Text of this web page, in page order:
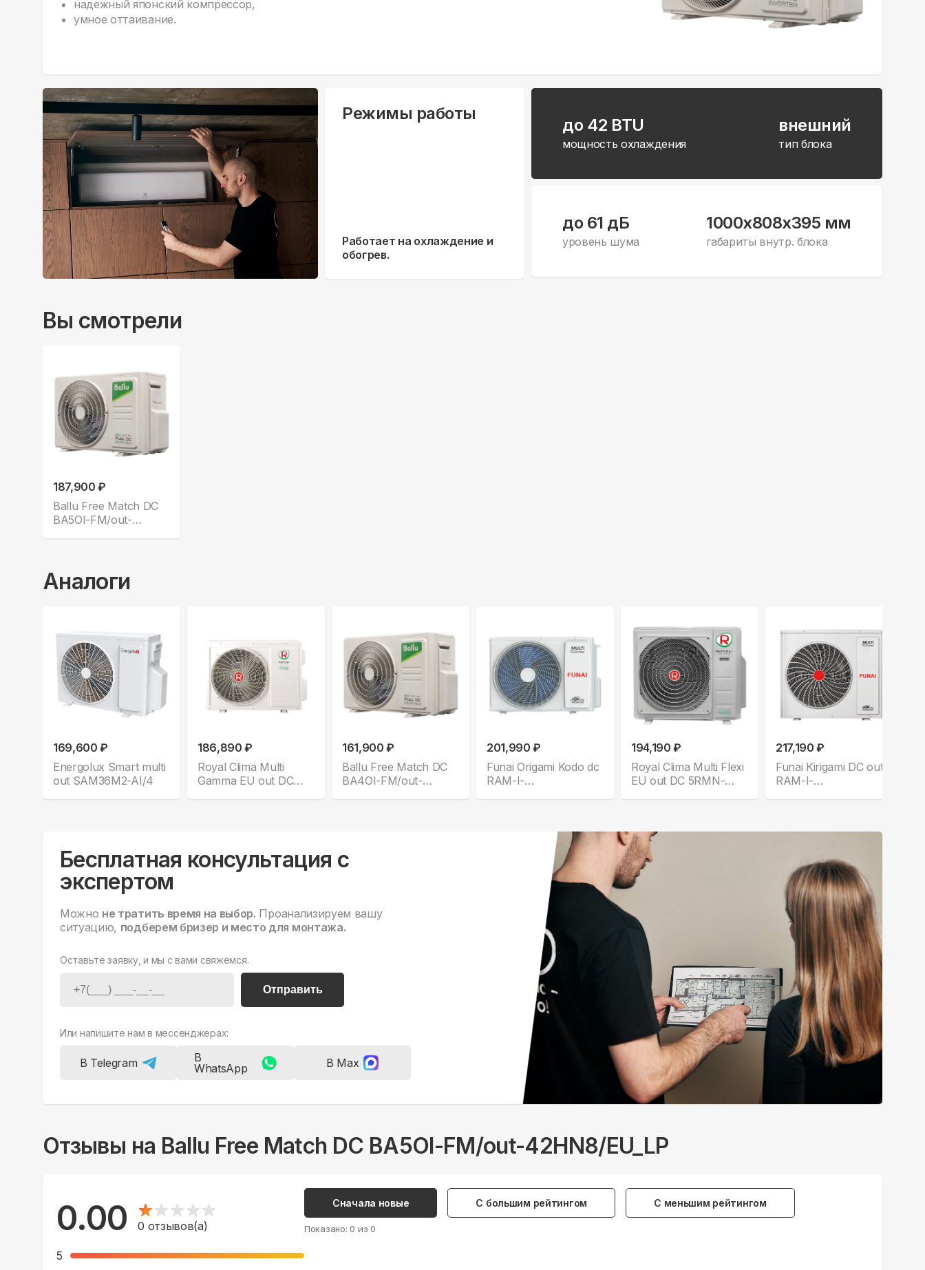
надежный японский компрессор,
умное оттаивание.
Режимы работы
Работает на охлаждение и
обогрев.
до 42 BTU
мощность охлаждения
внешний
тип блока
до 61 дБ
уровень шума
1000x808x395 мм
габариты внутр. блока
Вы смотрели
187,900 ₽
Ballu Free Match DC
BA5OI-FM/out-
Аналоги
169,600 ₽
Energolux Smart multi
out SAM36M2-AI/4
186,890 ₽
Royal Clima Multi
Gamma EU out DC
161,900 ₽
Ballu Free Match DC
BA4OI-FM/out-
201,990 ₽
Funai Origami Kodo dc
RAM-I-
194,190 ₽
Royal Clima Multi Flexi
EU out DC 5RMN-
217,190 ₽
Funai Кirigami DC out
RAM-I-
Бесплатная консультация с
экспертом
Можно не тратить время на выбор. Проанализируем вашу
ситуацию, подберем бризер и место для монтажа.
Оставьте заявку, и мы с вами свяжемся.
Отправить
Или напишите нам в мессенджерах:
В Telegram
В
WhatsApp
В Max
Отзывы на Ballu Free Match DC BA5OI-FM/out-42HN8/EU_LP
0.00 0 отзывов(а)
5
Сначала новые С большим рейтингом С меньшим рейтингом
Показано: 0 из 0